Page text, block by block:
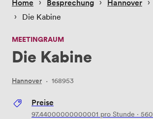
Home Besprechung Hannover
› Die Kabine
MEETINGRAUM
Die Kabine
Hannover · 168953
Preise
97.44000000000001 pro Stunde · 560